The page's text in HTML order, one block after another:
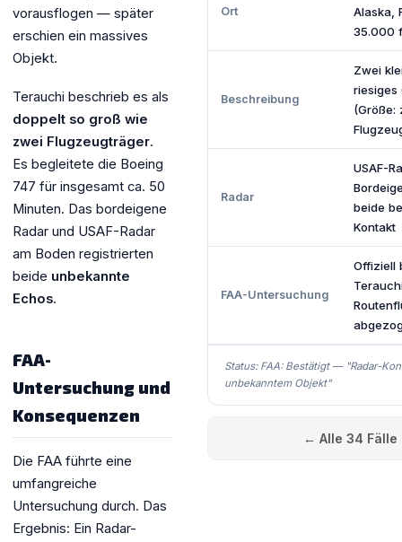
vorausflogen — später
erschien ein massives
Objekt.
Terauchi beschrieb es als
doppelt so groß wie
zwei Flugzeugträger.
Es begleitete die Boeing
747 für insgesamt ca. 50
Minuten. Das bordeigene
Radar und USAF-Radar
am Boden registrierten
beide unbekannte
Echos.
FAA-
Untersuchung und
Konsequenzen
Die FAA führte eine
umfangreiche
Untersuchung durch. Das
Ergebnis: Ein Radar-
Ort
Alaska,
35.000
Beschreibung
Zwei
riesiges
(Größe:
Radar
USAF-
beide
Kontakt
FAA-Untersuchung
Offiziell
Status: FAA: Bestätigt — "Radar-
unbekanntem Objekt"
← Alle 34 Fälle